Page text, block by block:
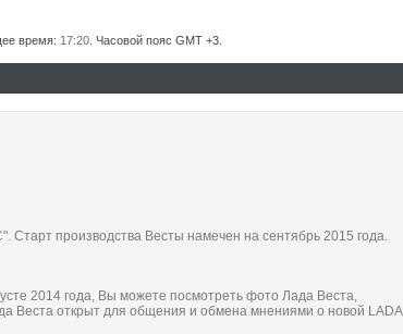
время: 17:20 . Часовой пояс GMT +3.
производства Весты намечен на сентябрь 2015 года.
2014 года, Вы можете посмотреть фото Лада Веста,
Веста открыт для общения и обмена мнениями о новой LADA